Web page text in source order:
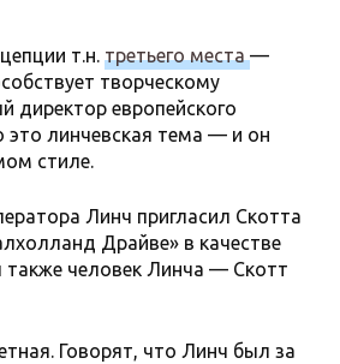
т.н. третьего места—
творческому
директор европейского
это линчевская тема — и он
стиле.
Линч пригласил Скотта
Драйве» в качестве
также человек Линча — Скотт
Говорят, что Линч был за